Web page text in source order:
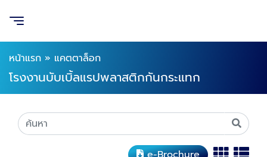
หน้าแรก » แคตตาล็อก
โรงงานบับเบิ้ลแรปพลาสติกกันกระแทก